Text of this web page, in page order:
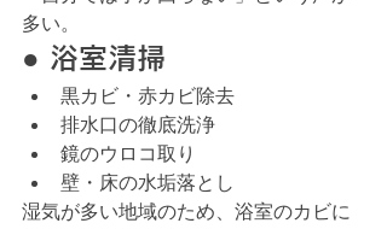
多い。
● 浴室清掃
黒カビ・赤カビ除去
排水口の徹底洗浄
鏡のウロコ取り
壁・床の水垢落とし
湿気が多い地域のため、浴室のカビに